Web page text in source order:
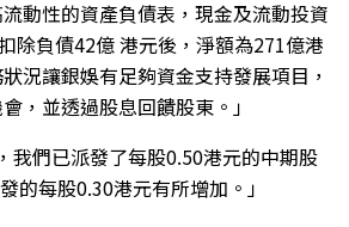
流動性的資產負債表，現金及流動投資
除負債42億 港元後，淨額為271億港
況讓銀娛有足夠資金支持發展項目，
，並透過股息回饋股東。」
我們已派發了每股0.50港元的中期股
的每股0.30港元有所增加。」